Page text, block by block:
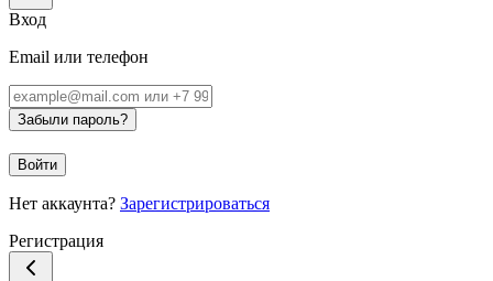
Вход
Email или телефон
Забыли пароль?
Войти
Нет аккаунта? Зарегистрироваться
Регистрация